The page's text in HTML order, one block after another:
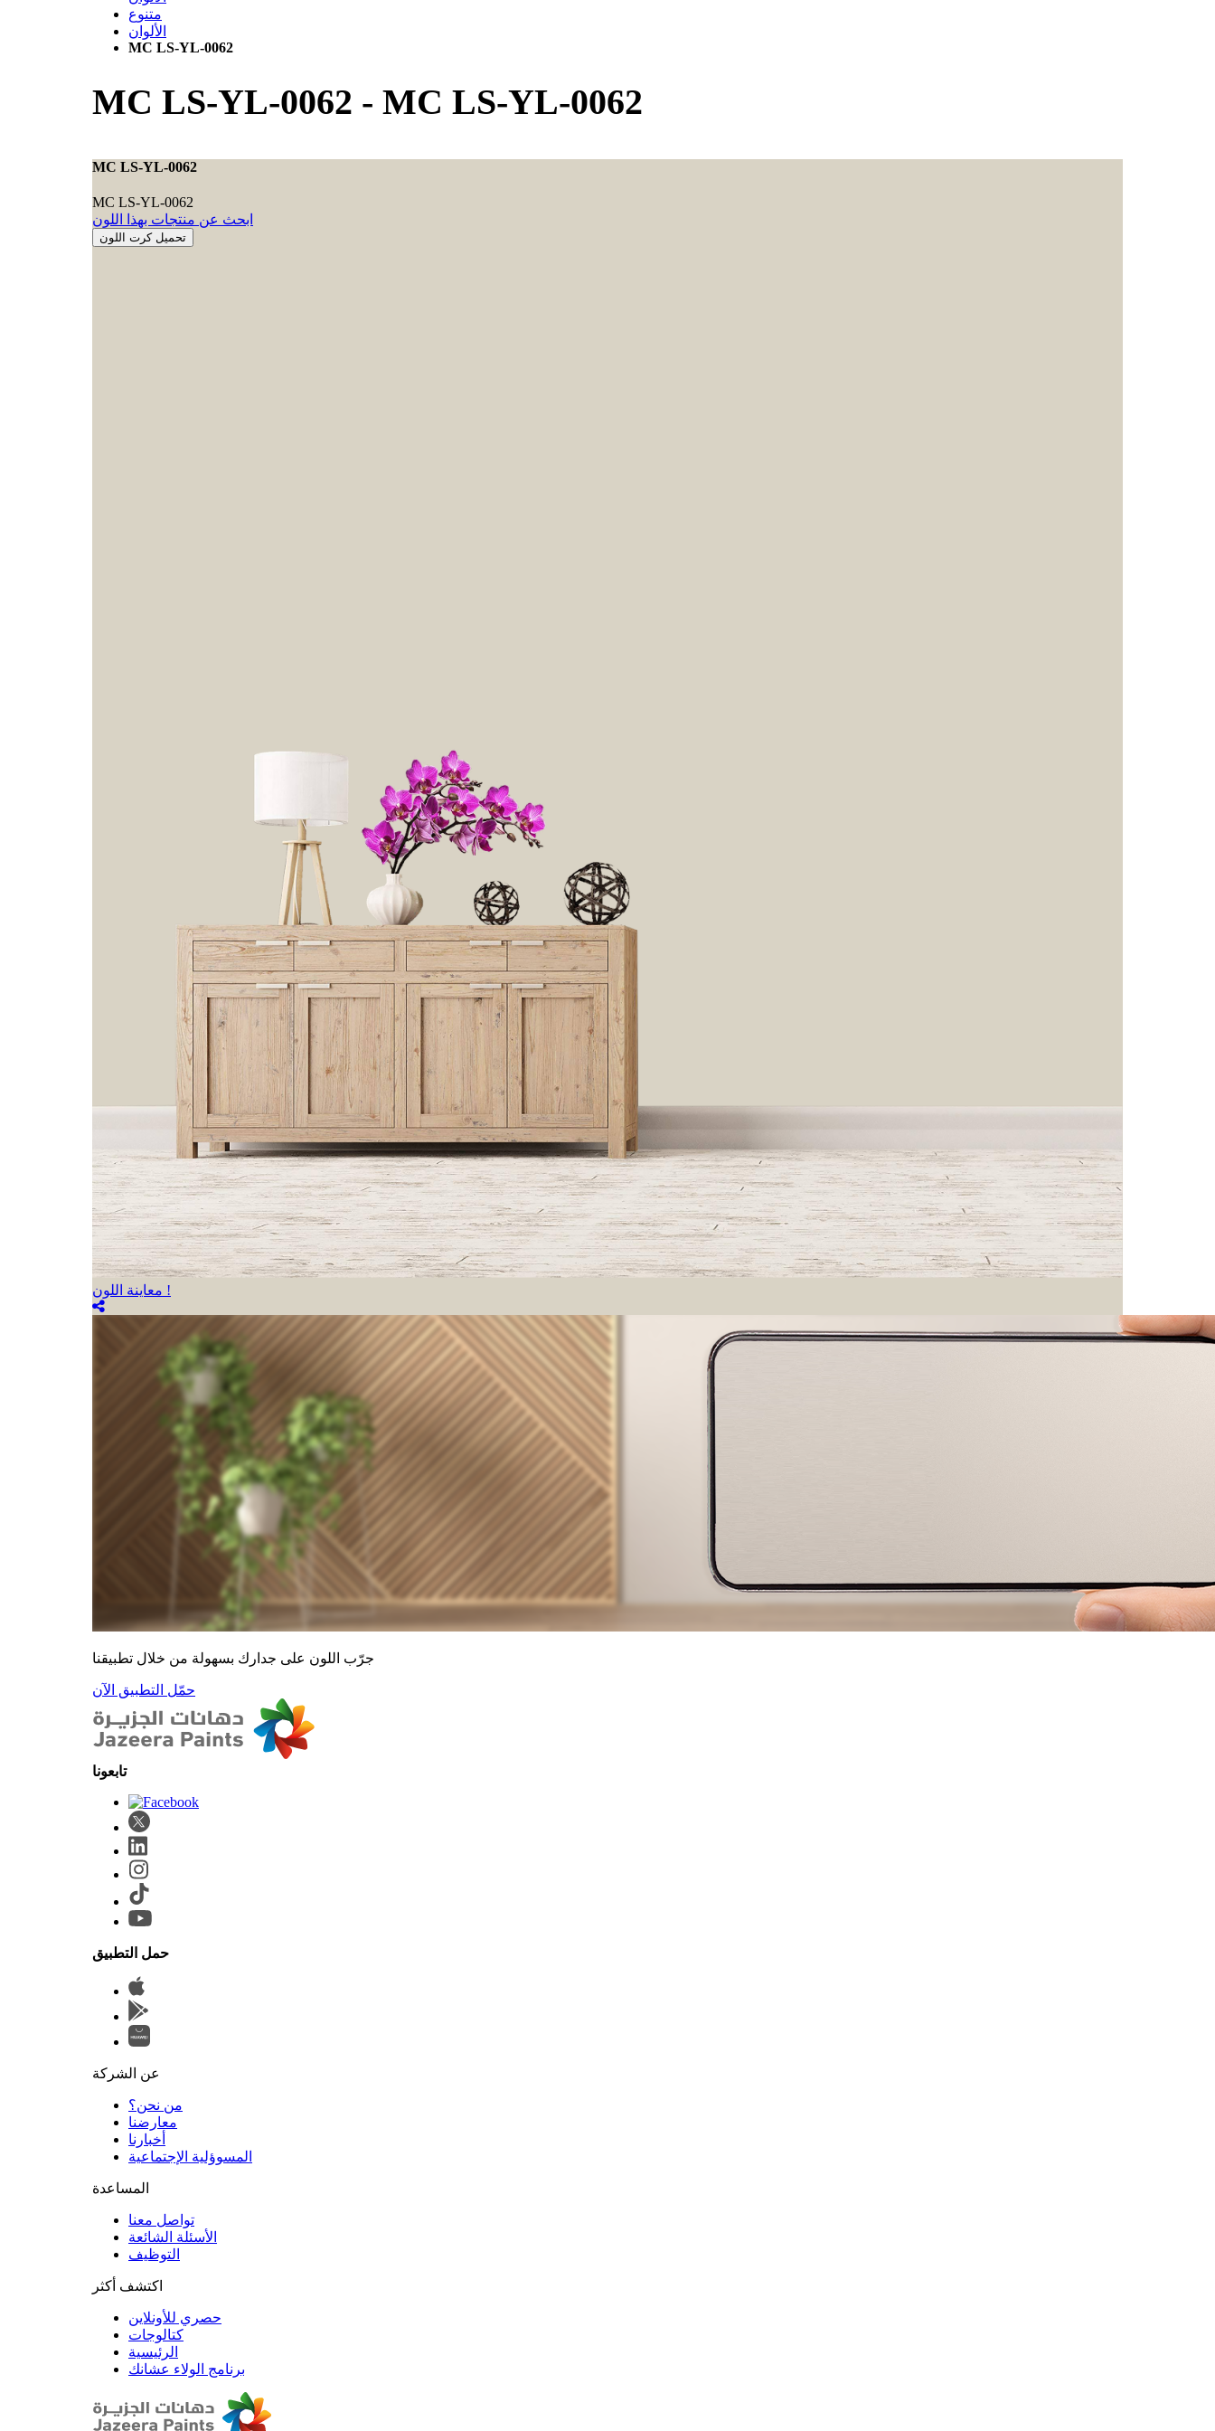
متنوع
الألوان
MC LS-YL-0062
MC LS-YL-0062 - MC LS-YL-0062
MC LS-YL-0062
MC LS-YL-0062
ابحث عن منتجات بهذا اللون
تحميل كرت اللون
معاينة اللون !
جرّب اللون على جدارك بسهولة من خلال تطبيقنا
حمّل التطبيق الآن
حمل التطبيق
عن الشركة
من نحن؟
المسوؤلية الإجتماعية
تواصل معنا
الأسئلة الشائعة
التوظيف
اكتشف أكثر
حصري للأونلاين
الرئيسية
برنامج الولاء عشانك